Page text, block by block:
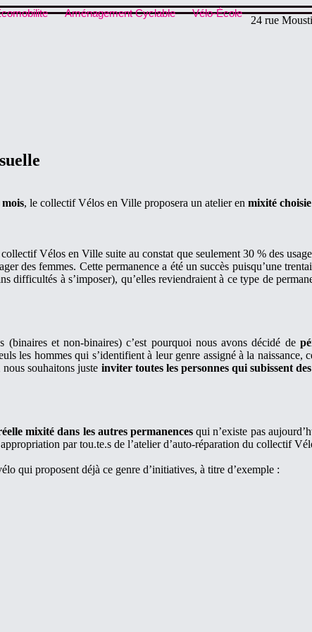
Aménagement Cyclable Vélo-École
24 rue
, le collectif Vélos en Ville proposera un atelier en mixité
Vélos en Ville suite au constat que seulement 30 % des
des femmes. Cette permanence a été un succès puisqu’une
difficultés à s’imposer), qu’elles reviendraient à ce type de
(binaires et non-binaires) c’est pourquoi nous avons décidé de
les hommes qui s’identifient à leur genre assigné à la
souhaitons juste inviter toutes les personnes qui subissent
mixité dans les autres permanences qui n’existe pas
par tou.te.s de l’atelier d’auto-réparation du collectif
qui proposent déjà ce genre d’initiatives, à titre d’exemple :